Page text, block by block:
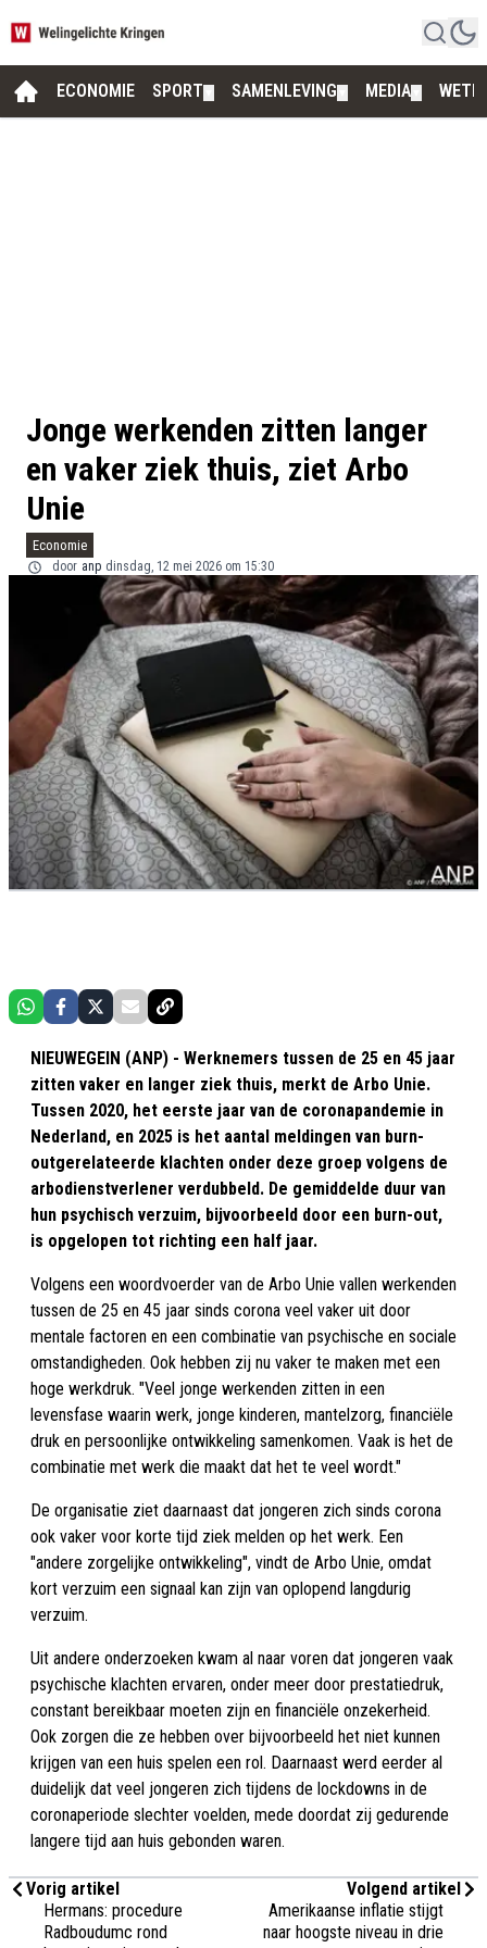
ECONOMIE SPORT SAMENLEVING MEDIA
Jonge werkenden zitten langer
en vaker ziek thuis, ziet Arbo
Unie
Economie
door anp dinsdag, 12 mei 2026 om 15:30
NIEUWEGEIN (ANP) - Werknemers tussen de 25 en 45 jaar
zitten vaker en langer ziek thuis, merkt de Arbo Unie.
Tussen 2020, het eerste jaar van de coronapandemie in
Nederland, en 2025 is het aantal meldingen van burn-
outgerelateerde klachten onder deze groep volgens de
arbodienstverlener verdubbeld. De gemiddelde duur van
hun psychisch verzuim, bijvoorbeeld door een burn-out,
is opgelopen tot richting een half jaar.
Volgens een woordvoerder van de Arbo Unie vallen werkenden
tussen de 25 en 45 jaar sinds corona veel vaker uit door
mentale factoren en een combinatie van psychische en sociale
omstandigheden. Ook hebben zij nu vaker te maken met een
hoge werkdruk. "Veel jonge werkenden zitten in een
levensfase waarin werk, jonge kinderen, mantelzorg, financiële
druk en persoonlijke ontwikkeling samenkomen. Vaak is het de
combinatie met werk die maakt dat het te veel wordt."
De organisatie ziet daarnaast dat jongeren zich sinds corona
ook vaker voor korte tijd ziek melden op het werk. Een
"andere zorgelijke ontwikkeling", vindt de Arbo Unie, omdat
kort verzuim een signaal kan zijn van oplopend langdurig
verzuim.
Uit andere onderzoeken kwam al naar voren dat jongeren vaak
psychische klachten ervaren, onder meer door prestatiedruk,
constant bereikbaar moeten zijn en financiële onzekerheid.
Ook zorgen die ze hebben over bijvoorbeeld het niet kunnen
krijgen van een huis spelen een rol. Daarnaast werd eerder al
duidelijk dat veel jongeren zich tijdens de lockdowns in de
coronaperiode slechter voelden, mede doordat zij gedurende
langere tijd aan huis gebonden waren.
Vorig artikel
Hermans: procedure
Radboudumc rond
Volgend artikel
Amerikaanse inflatie stijgt
naar hoogste niveau in drie